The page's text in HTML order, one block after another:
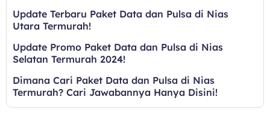
Update Terbaru Paket Data dan Pulsa di Nias
Utara Termurah!
Update Promo Paket Data dan Pulsa di Nias
Selatan Termurah 2024!
Dimana Cari Paket Data dan Pulsa di Nias
Termurah? Cari Jawabannya Hanya Disini!